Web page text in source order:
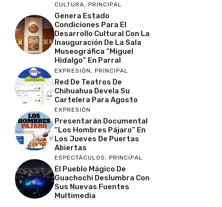
CULTURA, PRINCIPAL
Genera Estado
Condiciones Para El
Desarrollo Cultural Con La
Inauguración De La Sala
Museográfica “Miguel
Hidalgo” En Parral
EXPRESIÓN , PRINCIPAL
Red De Teatros De
Chihuahua Devela Su
Cartelera Para Agosto
EXPRESIÓN
Presentarán Documental
“Los Hombres Pájaro” En
Los Jueves De Puertas
Abiertas
ESPECTÁCULOS, PRINCIPAL
El Pueblo Mágico De
Guachochi Deslumbra Con
Sus Nuevas Fuentes
Multimedia